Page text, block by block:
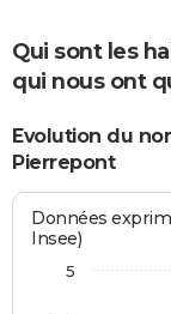
Qui sont les
qui nous ont
Evolution du
Pierrepont
Données
Insee)
5